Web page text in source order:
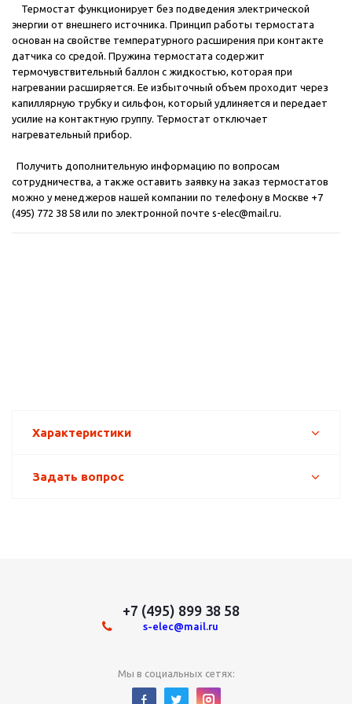
Термостат функционирует без подведения электрической
энергии от внешнего источника. Принцип работы термостата
основан на свойстве температурного расширения при контакте
датчика со средой. Пружина термостата содержит
термочувствительный баллон с жидкостью, которая при
нагревании расширяется. Ее избыточный объем проходит через
капиллярную трубку и сильфон, который удлиняется и передает
усилие на контактную группу. Термостат отключает
нагревательный прибор.
Получить дополнительную информацию по вопросам
сотрудничества, а также оставить заявку на заказ термостатов
можно у менеджеров нашей компании по телефону в Москве +7
(495) 772 38 58 или по электронной почте s-elec@mail.ru.
Характеристики
Задать вопрос
+7 (495) 899 38 58
s-elec@mail.ru
Мы в социальных сетях: